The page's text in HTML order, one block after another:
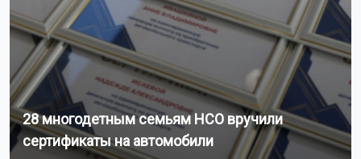
28 многодетным семьям НСО вручили
сертификаты на автомобили